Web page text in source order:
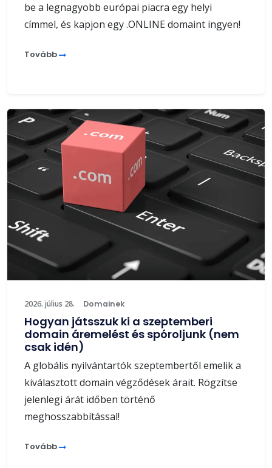
be a legnagyobb európai piacra egy helyi
címmel, és kapjon egy .ONLINE domaint ingyen!
Tovább
2026. július 28. Domainek
Hogyan játsszuk ki a szeptemberi
domain áremelést és spóroljunk (nem
csak idén)
A globális nyilvántartók szeptembertől emelik a
kiválasztott domain végződések árait. Rögzítse
jelenlegi árát időben történő
meghosszabbítással!
Tovább